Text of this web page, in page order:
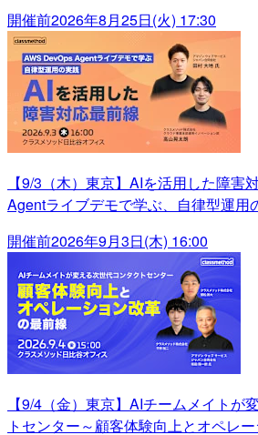
開催前2026年8月25日(火) 17:30
【9/3（木）東京】AIを活用した障害
Agentライブデモで学ぶ、自律型運用
開催前2026年9月3日(木) 16:00
【9/4（金）東京】AIチームメイトが
トセンター～顧客体験向上とオペレ